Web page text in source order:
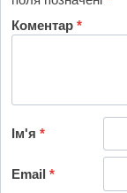
Коментар*
Ім'я*
Email*